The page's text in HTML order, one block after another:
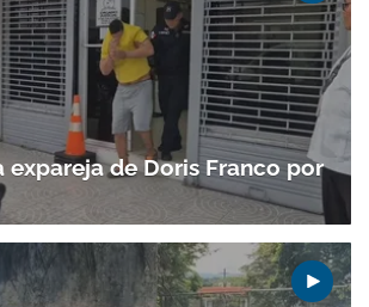
expareja de Doris Franco por